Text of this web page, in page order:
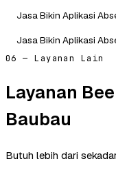
Jasa Bikin Aplikasi
Jasa Bikin Aplikasi
06 — Layanan Lain
Layanan
Baubau
Butuh lebih dari